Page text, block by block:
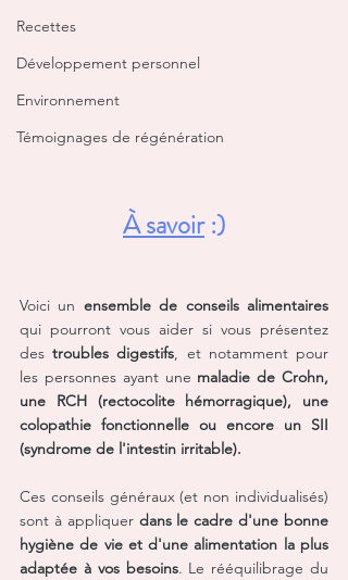
Recettes
Développement personnel
Environnement
Témoignages de régénération
À savoir :)
Voici un
qui pourront vous aider si vous présentez
des troubles digestifs, et notamment pour
les personnes ayant une maladie de Crohn,
une RCH (rectocolite hémorragique), une
colopathie fonctionnelle ou encore un SII
(syndrome de l'intestin irritable).
Ces conseils généraux (et non individualisés)
sont à appliquer dans le cadre d'une bonne
hygiène de vie et d'une alimentation la plus
adaptée à vos besoins. Le rééquilibrage du